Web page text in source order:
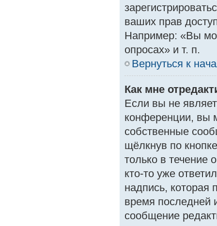
ваших прав
Например: «Вы
опросах» и т. п.
Вернуться к
Как мне
Если вы не
конференции, вы
собственные
щёлкнув по
только в течение
кто-то уже
надпись, которая
время последней
сообщение